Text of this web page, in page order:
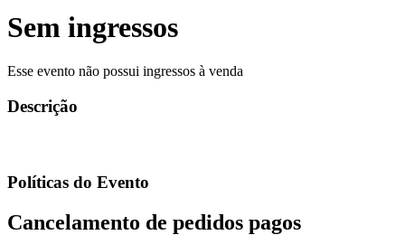
Sem ingressos
Esse evento não possui ingressos à venda
Descrição
Políticas do Evento
Cancelamento de pedidos pagos